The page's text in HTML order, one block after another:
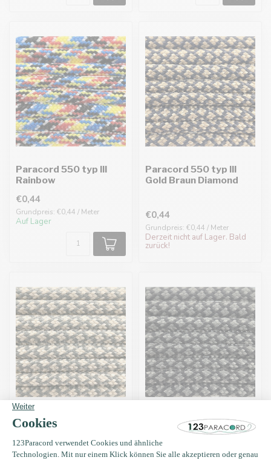
Paracord 550 typ III
Rainbow
€0,44
Grundpreis: €0,44 / Meter
Auf Lager
Paracord 550 typ III
Gold Braun Diamond
€0,44
Grundpreis: €0,44 / Meter
Derzeit nicht auf Lager. Bald
zurück!
Paracord 550 typ III
Steel Grau / Mocca
Diamond
Paracord 550 typ III
Steel Grau Diamond